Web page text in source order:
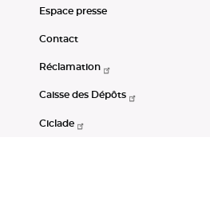
Espace presse
Contact
Réclamation
Caisse des Dépôts
Ciclade